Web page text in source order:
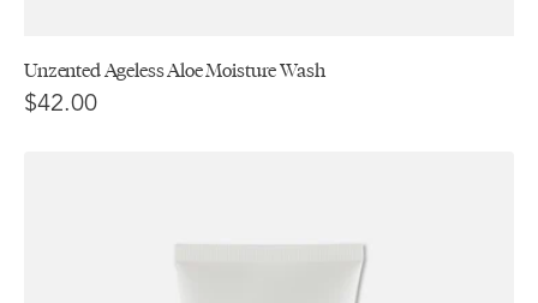
Unzented Ageless Aloe Moisture Wash
$42.00